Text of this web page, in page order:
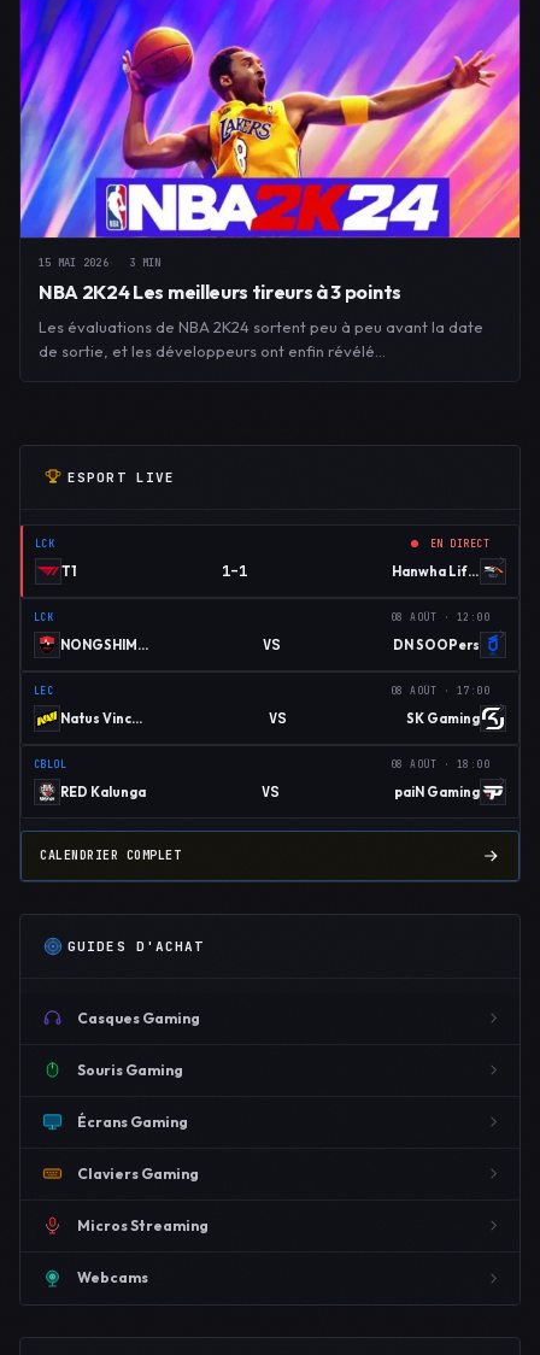
15 MAI 2026 3 MIN
NBA 2K24 Les meilleurs tireurs à 3 points
Les évaluations de NBA 2K24 sortent peu à peu avant la date
de sortie, et les développeurs ont enfin révélé…
ESPORT LIVE
LCK EN DIRECT
T1 1–1 Hanwha Life Esports
LCK 08 AOÛT · 12:00
NONGSHIM RED FORCE VS DN SOOPers
LEC 08 AOÛT · 17:00
Natus Vincere VS SK Gaming
CBLOL 08 AOÛT · 18:00
RED Kalunga VS paiN Gaming
CALENDRIER COMPLET
GUIDES D'ACHAT
Casques Gaming
Souris Gaming
Écrans Gaming
Claviers Gaming
Micros Streaming
Webcams